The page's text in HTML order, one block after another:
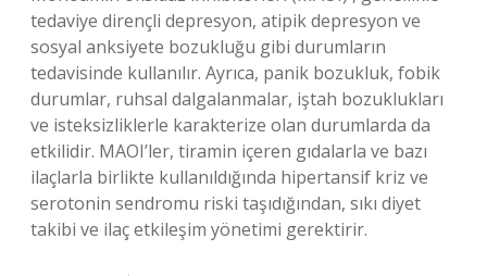
tedaviye dirençli depresyon, atipik depresyon ve
sosyal anksiyete bozukluğu gibi durumların
tedavisinde kullanılır. Ayrıca, panik bozukluk, fobik
durumlar, ruhsal dalgalanmalar, iştah bozuklukları
ve isteksizliklerle karakterize olan durumlarda da
etkilidir. MAOI’ler, tiramin içeren gıdalarla ve bazı
ilaçlarla birlikte kullanıldığında hipertansif kriz ve
serotonin sendromu riski taşıdığından, sıkı diyet
takibi ve ilaç etkileşim yönetimi gerektirir.